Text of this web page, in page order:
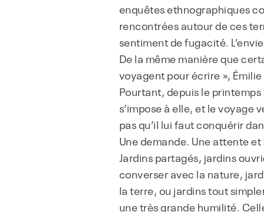
enquêtes ethnographiques
rencontrées autour de ces
sentiment de fugacité.
De la même manière que
voyagent pour écrire »,
Pourtant, depuis le
s’impose à elle, et le voyage
pas qu’il lui faut conquérir
Une demande. Une attente
Jardins partagés, jardins
converser avec la nature,
la terre, ou jardins tout
une très grande humilité.